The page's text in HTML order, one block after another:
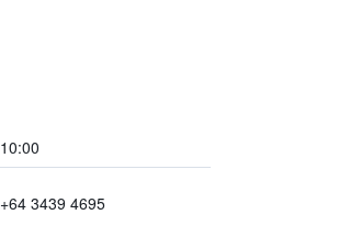
10:00
+64 3439 4695